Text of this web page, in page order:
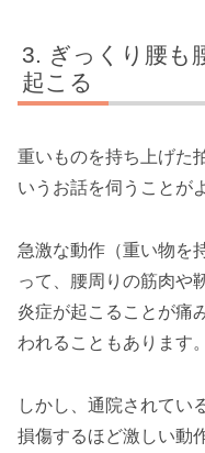
ぎっくり腰も
起こる
重いものを持ち上げた
いうお話を伺うことが
急激な動作（重い物を
って、腰周りの筋肉や
炎症が起こることが痛
われることもあります。
しかし、通院されてい
損傷するほど激しい動